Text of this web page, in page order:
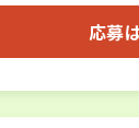
応募